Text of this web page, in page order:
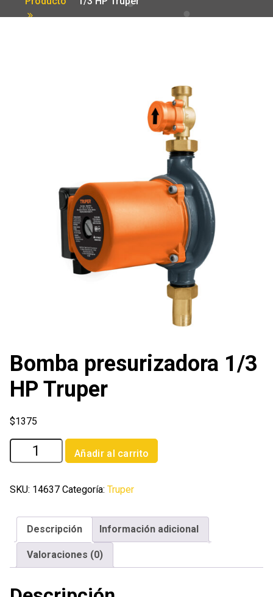
Bomba presurizadora 1/3
HP Truper
$1375
Bomba
presurizadora
HP
cantidad
Añadir al carrito
SKU: 14637 Categoría: Truper
Descripción Información adicional
Valoraciones (0)